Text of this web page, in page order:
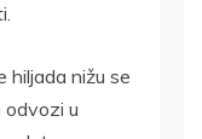
hiljada nižu se
odvozi u